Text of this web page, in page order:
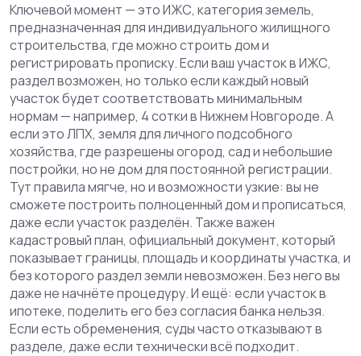
Ключевой момент — этоИЖС, категория земель,
предназначенная для индивидуального жилищного
строительства, где можно строить дом и
регистрировать прописку. Если ваш участок в ИЖС,
раздел возможен, но только если каждый новый
участок будет соответствовать минимальным
нормам — например, 4 сотки в Нижнем Новгороде. А
если этоЛПХ, земля для личного подсобного
хозяйства, где разрешены огород, сад и небольшие
постройки, но не дом для постоянной регистрации.
Тут правила мягче, но и возможности узкие: вы не
сможете построить полноценный дом и прописаться,
даже если участок разделён. Также важен
кадастровый план, официальный документ, который
показывает границы, площадь и координаты участка, и
без которого раздел земли невозможен.Без него вы
даже не начнёте процедуру. И ещё: если участок в
ипотеке, поделить его без согласия банка нельзя.
Если есть обременения, суды часто отказывают в
разделе, даже если технически всё подходит.